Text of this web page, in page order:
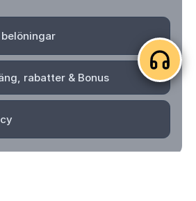
belöningar
rabatter & Bonus